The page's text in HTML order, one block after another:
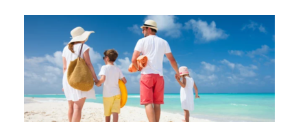
tradicional ainda disponível Conclusão O app 190
melhora a comunicação […]